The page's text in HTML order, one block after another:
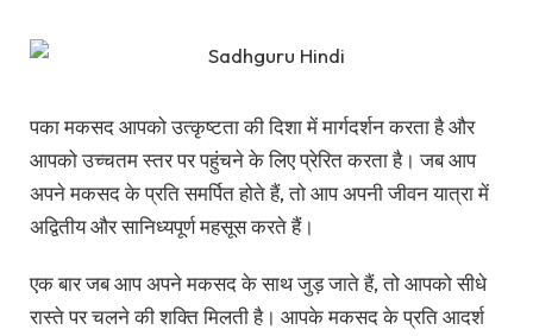
पका मकसद आपको उत्कृष्टता की दिशा में मार्गदर्शन करता है और
आपको उच्चतम स्तर पर पहुंचने के लिए प्रेरित करता है। जब आप
अपने मकसद के प्रति समर्पित होते हैं, तो आप अपनी जीवन यात्रा में
अद्वितीय और सानिध्यपूर्ण महसूस करते हैं।
एक बार जब आप अपने मकसद के साथ जुड़ जाते हैं, तो आपको सीधे
रास्ते पर चलने की शक्ति मिलती है। आपके मकसद के प्रति आदर्श